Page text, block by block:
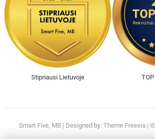
Stipriausi Lietuvoje
Smart Five, MB | Designed by:Theme Freesia |